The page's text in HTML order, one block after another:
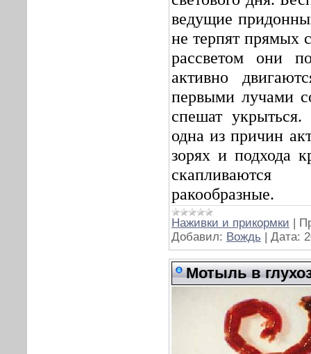
ведущие
не терпят прямых
рассветом они
активно
первыми лучами
спешат
одна из причин
зорях и подхода
ракообразные.
Наживки и прикормки |
Добавил: Вождь | Дата:
Мотыль в